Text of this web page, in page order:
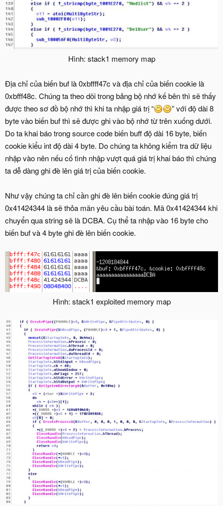
Hình: stack1 memory map​
Địa chỉ của biến buf là 0xbffff47c và địa chỉ của biến cookie là
0xbfff48c. Chúng ta theo dõi trong bảng bộ nhớ kế bên thì sẽ thấy
được theo sơ đồ bộ nhớ thì khi ta nhập giá trị “
” với độ dài 8
byte vào biến buf thì sẽ được ghi vào bộ nhớ từ trên xuống dưới.
Do ta khai báo trong source code biến buff độ dài 16 byte, biến
cookie kiểu int độ dài 4 byte. Do chúng ta không kiểm tra dữ liệu
nhập vào nên nếu cố tình nhập vượt quá giá trị khai báo thì chúng
ta dễ dàng ghi đè lên giá trị của biến cookie.
Như vậy chúng ta chỉ cần ghi đè lên biến cookie đúng giá trị
0x41424344 là sẽ thỏa mãn yêu cầu bài toán. Mã 0x41424344 khi
chuyển qua string sẽ là DCBA. Cụ thể ta nhập vào 16 byte cho
biến buf và 4 byte ghi đè lên biến cookie.
Hình: stack1 exploited memory map